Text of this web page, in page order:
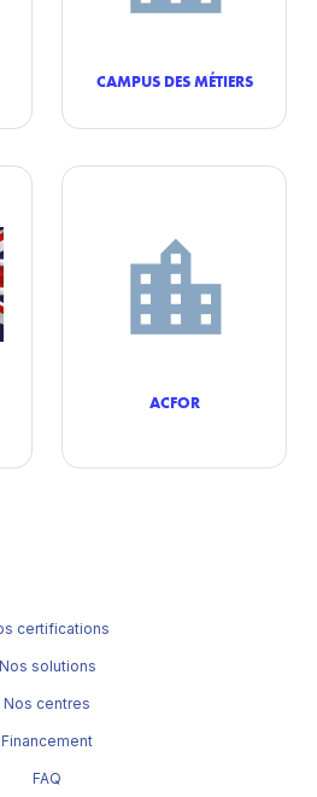
CAMPUS DES MÉTIERS
ACFOR
certifications
Nos solutions
Nos centres
Financement
FAQ